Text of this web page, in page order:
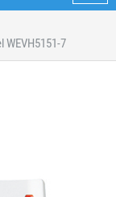
WEVH5151-7